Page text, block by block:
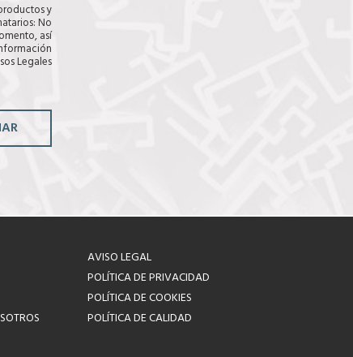
l
a
(
i
a
y
No
así
Legales
AVISO LEGAL
POLÍTICA DE PRIVACIDAD
POLÍTICA DE COOKIES
POLÍTICA DE CALIDAD